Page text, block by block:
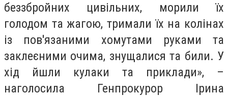
беззбройних цивільних, морили їх
голодом та жагою, тримали їх на колінах
із пов'язаними хомутами руками та
заклеєними очима, знущалися та били. У
хід йшли кулаки та приклади», –
наголосила Генпрокурор Ірина